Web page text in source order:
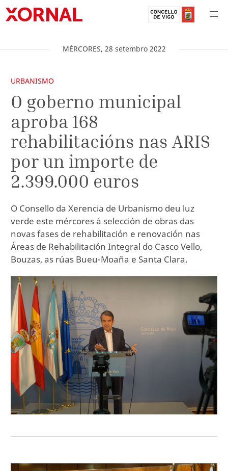
MÉRCORES, 28 setembro 2022
URBANISMO
O goberno municipal
aproba 168
rehabilitacións nas ARIS
por un importe de
2.399.000 euros
O Consello da Xerencia de Urbanismo deu luz
verde este mércores á selección de obras das
novas fases de rehabilitación e renovación nas
Áreas de Rehabilitación Integral do Casco Vello,
Bouzas, as rúas Bueu-Moaña e Santa Clara.